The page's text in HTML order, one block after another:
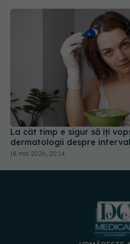
La cât timp e sigur să îți
dermatologii despre
18 mai 2026, 20:14
URMĂREȘTE-
DESCARCĂ